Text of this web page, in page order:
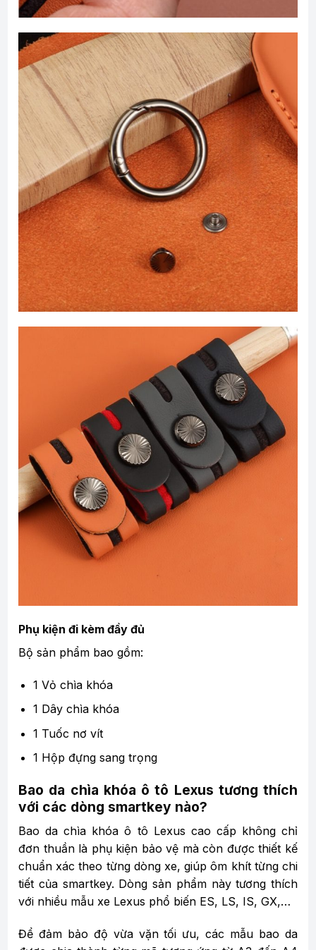
Phụ kiện đi kèm đầy đủ
Bộ sản phẩm bao gồm:
1 Vỏ chìa khóa
1 Dây chìa khóa
1 Tuốc nơ vít
1 Hộp đựng sang trọng
Bao da chìa khóa ô tô Lexus tương thích
với các dòng smartkey nào?
Bao da chìa khóa ô tô Lexus cao cấp không chỉ
đơn thuần là phụ kiện bảo vệ mà còn được thiết kế
chuẩn xác theo từng dòng xe, giúp ôm khít từng chi
tiết của smartkey. Dòng sản phẩm này tương thích
với nhiều mẫu xe Lexus phổ biến ES, LS, IS, GX,…
Để đảm bảo độ vừa vặn tối ưu, các mẫu bao da